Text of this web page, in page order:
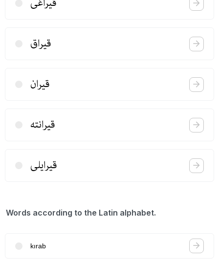
قیراق
قیران
قیرانته
قیرایلی
Words according to the Latin alphabet.
kırab